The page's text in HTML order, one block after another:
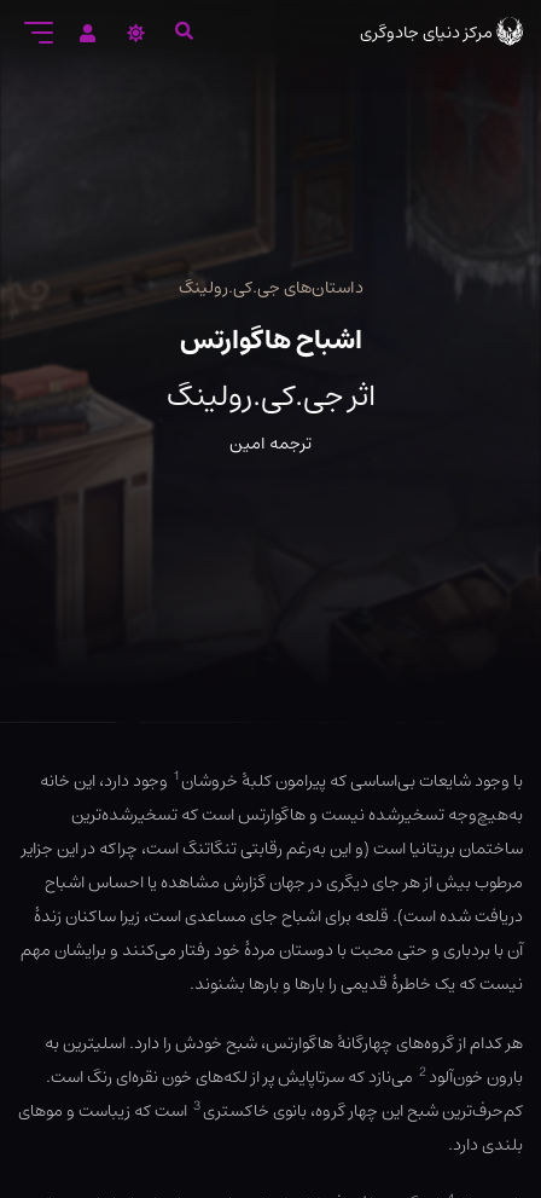
ورود
مرکز دنیای جادوگری
داستان‌های جی.کی.رولینگ
اشباح هاگوارتس
اثر جی.کی.رولینگ
ترجمه امین
با وجود شایعات بی‌اساسی که پیرامون کلبهٔ خروشان1 وجود دارد، این خانه
به‌هیچ‌وجه تسخیرشده نیست و هاگوارتس است که تسخیرشده‌‌ترین
ساختمان بریتانیا است (و این به‌رغم رقابتی تنگاتنگ است، چراکه در این جزایر
مرطوب بیش از هر جای دیگری در جهان گزارش مشاهده یا احساس اشباح
دریافت شده است). قلعه برای اشباح جای مساعدی است، زیرا ساکنان زندهٔ
آن با بردباری و حتی محبت با دوستان مردهٔ خود رفتار می‌کنند و برایشان مهم
نیست که یک خاطرهٔ قدیمی را بارها و بارها بشنوند.
هر کدام از گروه‌های چهارگانهٔ هاگوارتس، شبح خودش را دارد. اسلیترین به
بارون خون‌آلود2 می‌نازد که سرتاپایش پر از لکه‌های خون نقره‌ای رنگ است.
کم‌‌حرف‌ترین شبح این چهار گروه، بانوی خاکستری3 است که زیباست و موهای
بلندی دارد.